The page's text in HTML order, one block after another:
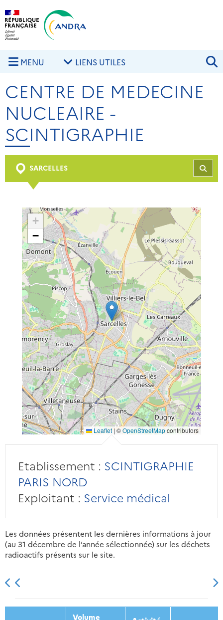
Aller au contenu principal
MENU LIENS UTILES
CENTRE DE MEDECINE
NUCLEAIRE -
SCINTIGRAPHIE
SARCELLES
+
−
Leaflet |©OpenStreetMapcontributors
Etablissement : SCINTIGRAPHIE
PARIS NORD
Exploitant : Service médical
Les données présentent les dernières informations à jour
(au 31 décembre de l’année sélectionnée) sur les déchets
radioactifs présents sur le site.
2013 2014 2015 2016
Volume